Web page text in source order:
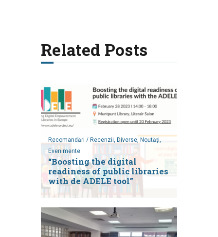
Related Posts
Recomandări / Recenzii, Diverse, Noutăți,
Evenimente
“Boosting the digital
readiness of public libraries
with de ADELE tool”